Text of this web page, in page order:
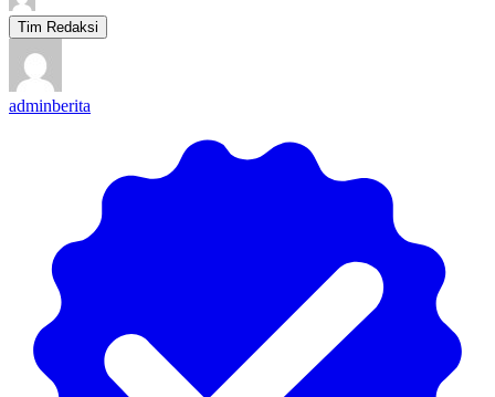
Tim Redaksi
adminberita